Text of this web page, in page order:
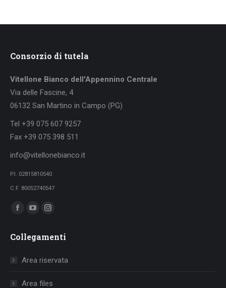
Consorzio di tutela
Vitellone Bianco dell'Appennino Centrale
Via delle Fascine, 4
06132 San Martino in Campo (PG)
Tel +39 075 607 9257
Fax +39 075 398 511
info@vitellonebianco.it
P.I. 02815810540
C.F. 80052740547
Ci puoi trovare su:
Facebook
opens
window
YouTube
opens
window
Instagram
opens
Collegamenti
Area riservata
Area files